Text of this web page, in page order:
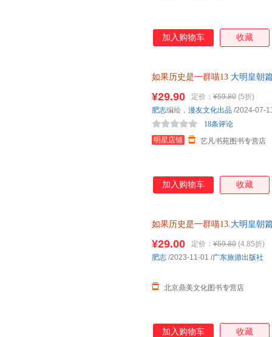
加入购物车 收藏
如果历史是一群喵13 大明皇朝
¥29.90 定价： ¥59.80 (5折)
明星店铺 艺凡书苑图书专营店
18条评论
肥志编绘， 漫友文化出品 /2024-07-
加入购物车 收藏
如果历史是一群喵13.大明皇朝
¥29.00 定价： ¥59.80 (4.85折)
北京鼎美文化图书专营店
肥志 /2023-11-01 /广东旅游出版社
加入购物车 收藏